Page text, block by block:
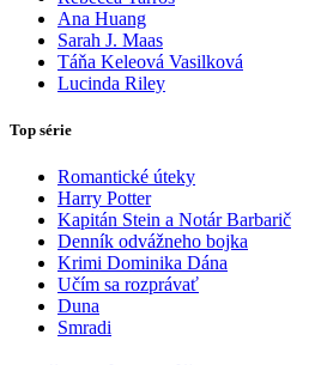
Ana Huang
Sarah J. Maas
Táňa Keleová Vasilková
Lucinda Riley
Top série
Romantické úteky
Harry Potter
Kapitán Stein a Notár Barbarič
Denník odvážneho bojka
Krimi Dominika Dána
Učím sa rozprávať
Duna
Smradi